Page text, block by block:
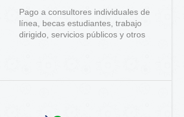
Pago a consultores individuales de
línea, becas estudiantes, trabajo
dirigido, servicios públicos y otros